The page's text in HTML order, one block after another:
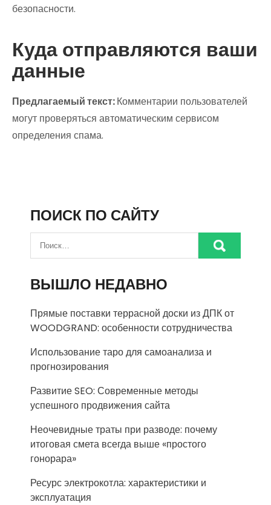
безопасности.
Куда отправляются ваши
данные
Предлагаемый текст:Комментарии пользователей
могут проверяться автоматическим сервисом
определения спама.
ПОИСК ПО САЙТУ
ВЫШЛО НЕДАВНО
Прямые поставки террасной доски из ДПК от
WOODGRAND: особенности сотрудничества
Использование таро для самоанализа и
прогнозирования
Развитие SEO: Современные методы
успешного продвижения сайта
Неочевидные траты при разводе: почему
итоговая смета всегда выше «простого
гонорара»
Ресурс электрокотла: характеристики и
эксплуатация